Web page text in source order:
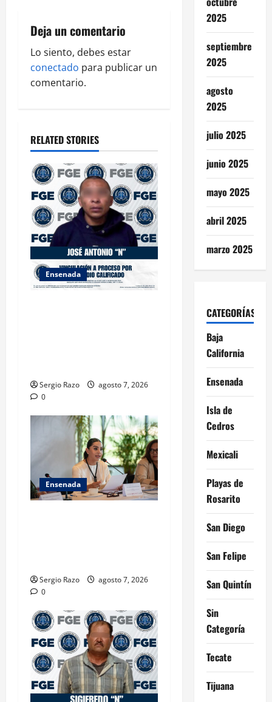
g
a
t
o
n
Deja un comentario
Lo siento, debes estar
conectado para publicar un
comentario.
RELATED STORIES
Ensenada
Sergio Razo
agosto 7, 2026
0
Ensenada
Sergio Razo
agosto 7, 2026
0
2025
septiembre
2025
agosto
2025
julio 2025
junio 2025
mayo 2025
abril 2025
marzo 2025
CATEGORÍAS
Baja
California
Ensenada
Isla de
Cedros
Mexicali
Playas de
Rosarito
San Diego
San Felipe
San Quintín
Sin
Categoría
Tecate
Tijuana